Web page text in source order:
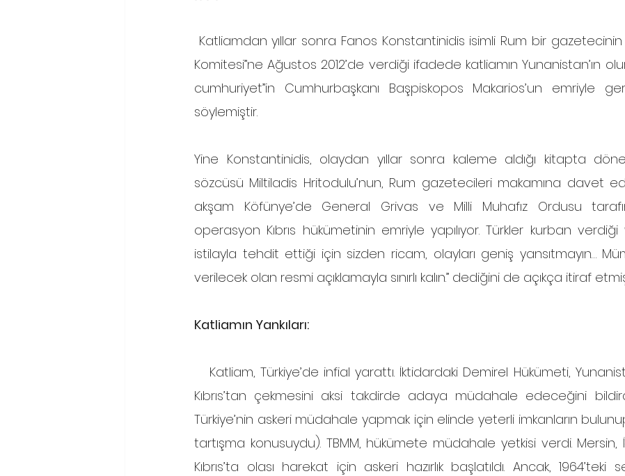
Komitesi”ne Ağustos 2012’de verdiği ifadede katliamın Yunanistan’ın
cumhuriyet”in Cumhurbaşkanı Başpiskopos Makarios’un emriyle
söylemiştir.
Yine Konstantinidis, olaydan yıllar sonra kaleme aldığı kitapta
sözcüsü Miltiladis Hritodulu’nun, Rum gazetecileri makamına davet
akşam Köfünye’de General Grivas ve Milli Muhafız Ordusu
operasyon Kıbrıs hükümetinin emriyle yapılıyor. Türkler kurban
istilayla tehdit ettiği için sizden ricam, olayları geniş yansıtmayın…
verilecek olan resmi açıklamayla sınırlı kalın.” dediğini de açıkça itiraf
Katliamın Yankıları:
Kıbrıs’tan çekmesini aksi takdirde adaya müdahale edeceğini
Türkiye’nin askeri müdahale yapmak için elinde yeterli imkanların
tartışma konusuydu). TBMM, hükümete müdahale yetkisi verdi.
Kıbrıs’ta olası harekat için askeri hazırlık başlatıldı. Ancak, 1964’teki